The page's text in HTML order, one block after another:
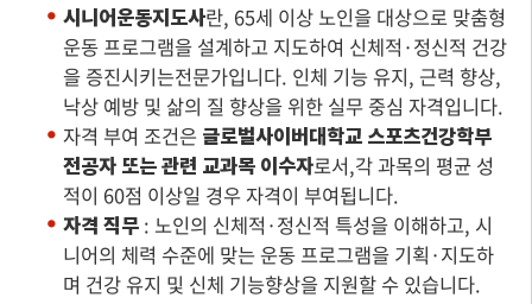
시니어운동지도사란, 65세 이상 노인을 대상으로 맞춤형
운동 프로그램을 설계하고 지도하여 신체적·정신적 건강
을 증진시키는전문가입니다. 인체 기능 유지, 근력 향상,
낙상 예방 및 삶의 질 향상을 위한 실무 중심 자격입니다.
자격 부여 조건은 글로벌사이버대학교 스포츠건강학부
전공자 또는 관련 교과목 이수자로서,각 과목의 평균 성
적이 60점 이상일 경우 자격이 부여됩니다.
자격 직무 : 노인의 신체적·정신적 특성을 이해하고, 시
니어의 체력 수준에 맞는 운동 프로그램을 기획·지도하
며 건강 유지 및 신체 기능향상을 지원할 수 있습니다.